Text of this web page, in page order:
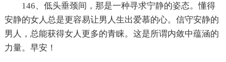
146、低头垂颈间，那是一种寻求宁静的姿态。懂得
安静的女人总是更容易让男人生出爱慕的心。信守安静的
男人，总能获得女人更多的青睐。这是所谓内敛中蕴涵的
力量。早安！